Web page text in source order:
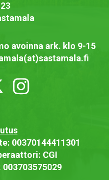
avoinna ark. klo 9-15
00370144411301
CGI